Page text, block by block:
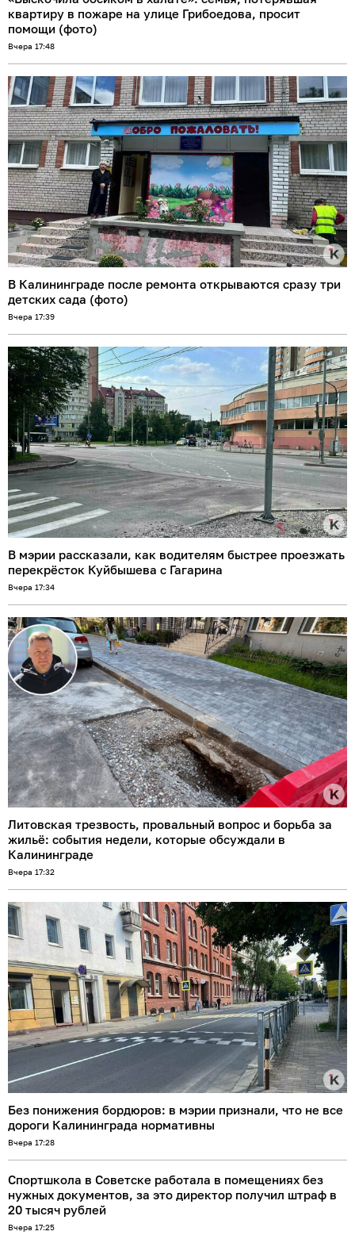
квартиру в пожаре на улице Грибоедова, просит
помощи (фото)
Вчера 17:48
В Калининграде после ремонта открываются сразу три
детских сада (фото)
Вчера 17:39
В мэрии рассказали, как водителям быстрее проезжать
перекрёсток Куйбышева с Гагарина
Вчера 17:34
Литовская трезвость, провальный вопрос и борьба за
жильё: события недели, которые обсуждали в
Калининграде
Вчера 17:32
Без понижения бордюров: в мэрии признали, что не все
дороги Калининграда нормативны
Вчера 17:28
Спортшкола в Советске работала в помещениях без
нужных документов, за это директор получил штраф в
20 тысяч рублей
Вчера 17:25